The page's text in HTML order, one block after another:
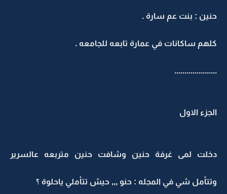
حنين : بنت عم سارة .
كلهم ساكانات في عمارة تابعه للجامعه .
.....................
الجزء الاول
دخلت لمى غرفة حنين وشافت حنين متربعه عالسرير
وتتأمل شي في المجله : حنو ,,, حيش تتأملي ياحلوة ؟